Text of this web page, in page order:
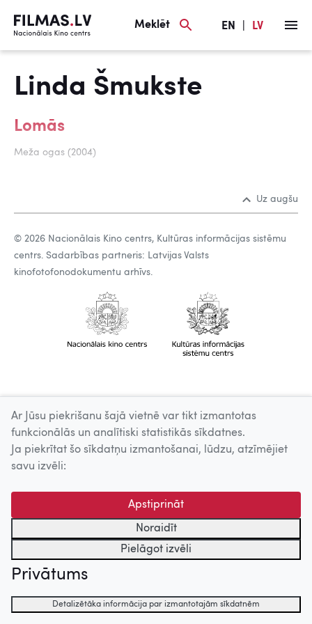
Meklēt EN LV
Linda Šmukste
Lomās
Meža ogas (2004)
Uz augšu
© 2026 Nacionālais Kino centrs, Kultūras informācijas sistēmu
centrs. Sadarbības partneris: Latvijas Valsts
kinofotofonodokumentu arhīvs.
Ar Jūsu piekrišanu šajā vietnē var tikt izmantotas
funkcionālās un analītiski statistikās sīkdatnes.
Ja piekrītat šo sīkdatņu izmantošanai, lūdzu, atzīmējiet
savu izvēli:
Apstiprināt
Noraidīt
Pielāgot izvēli
Privātums
Detalizētāka informācija par izmantotajām sīkdatnēm